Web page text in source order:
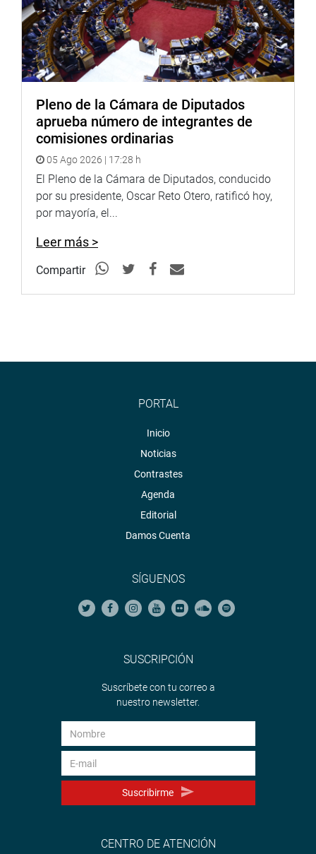
Pleno de la Cámara de Diputados
aprueba número de integrantes de
comisiones ordinarias
05 Ago 2026 | 17:28 h
El Pleno de la Cámara de Diputados, conducido
por su presidente, Oscar Reto Otero, ratificó hoy,
por mayoría, el...
Leer más >
Compartir
PORTAL
Inicio
Noticias
Contrastes
Agenda
Editorial
Damos Cuenta
SÍGUENOS
SUSCRIPCIÓN
Suscríbete con tu correo a
nuestro newsletter.
Suscribirme
CENTRO DE ATENCIÓN